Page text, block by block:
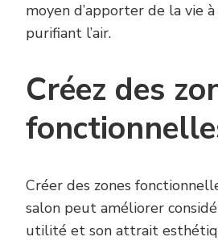
moyen d’apporter de la vie
purifiant l’air.
Créez des
Créer des zones
salon peut améliorer
utilité et son attrait